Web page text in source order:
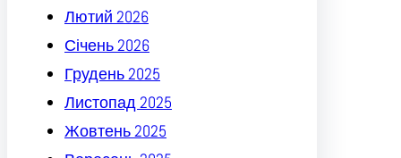
Лютий 2026
Січень 2026
Грудень 2025
Листопад 2025
Жовтень 2025